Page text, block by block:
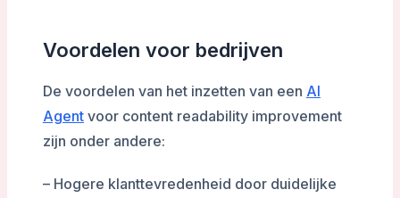
Voordelen voor bedrijven
De voordelen van het inzetten van een AI
Agentvoor content readability improvement
zijn onder andere:
– Hogere klanttevredenheid door duidelijke